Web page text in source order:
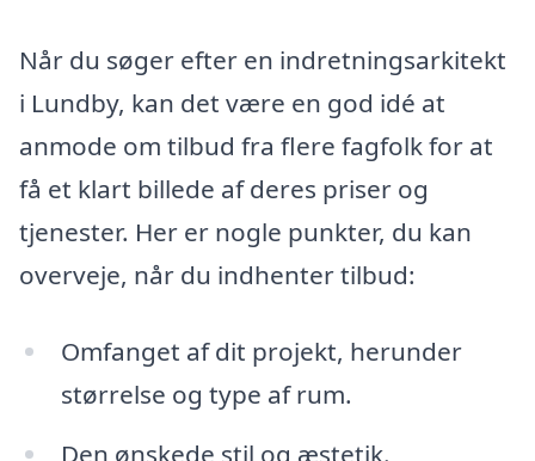
Når du søger efter en indretningsarkitekt
i Lundby, kan det være en god idé at
anmode om tilbud fra flere fagfolk for at
få et klart billede af deres priser og
tjenester. Her er nogle punkter, du kan
overveje, når du indhenter tilbud:
Omfanget af dit projekt, herunder
størrelse og type af rum.
Den ønskede stil og æstetik.